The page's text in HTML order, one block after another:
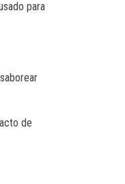
para
de